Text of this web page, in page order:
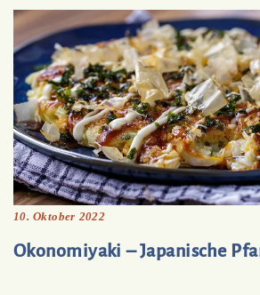
10. Oktober 2022
Okonomiyaki – Japanische